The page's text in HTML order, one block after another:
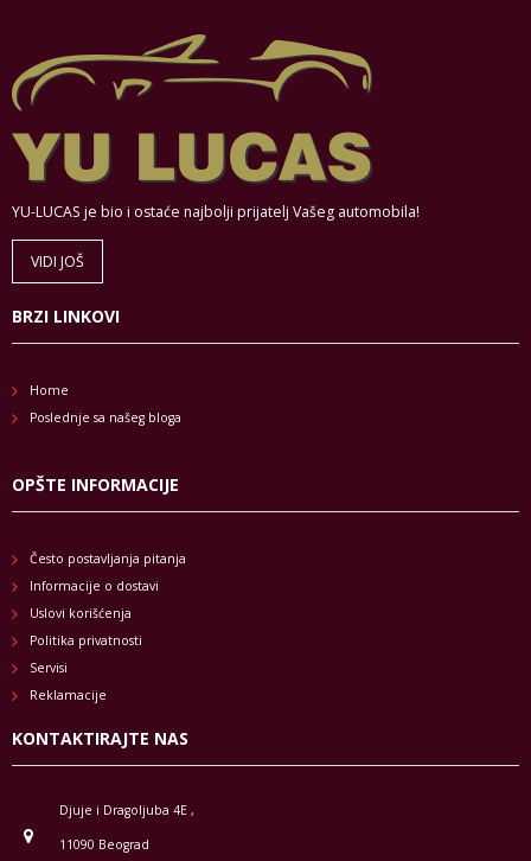
YU-LUCAS je bio i ostaće najbolji prijatelj Vašeg automobila!
VIDI JOŠ
BRZI LINKOVI
Home
Poslednje sa našeg bloga
OPŠTE INFORMACIJE
Često postavljanja pitanja
Informacije o dostavi
Uslovi korišćenja
Politika privatnosti
Servisi
Reklamacije
KONTAKTIRAJTE NAS
Djuje i Dragoljuba 4E ,
11090 Beograd